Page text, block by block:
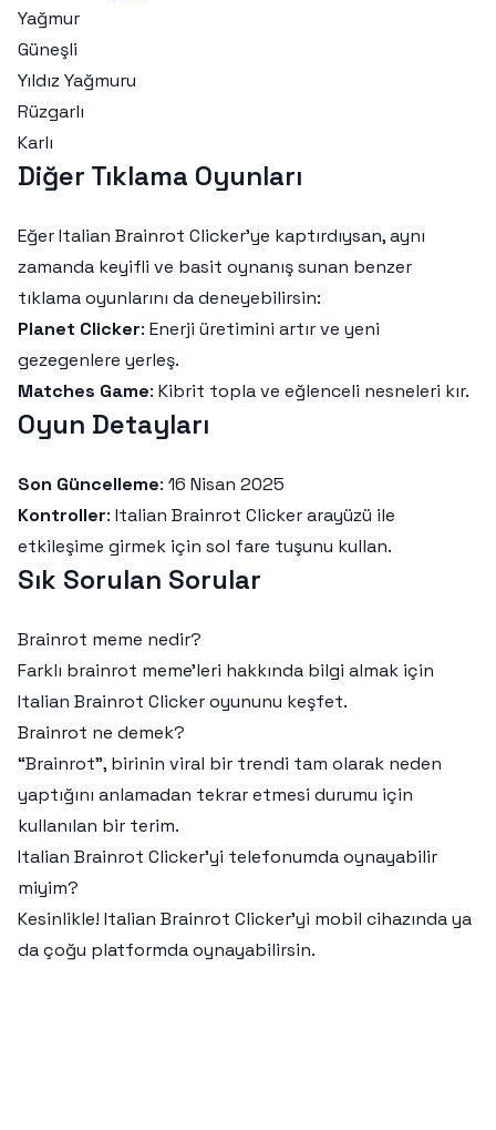
Yağmur
Güneşli
Yıldız Yağmuru
Rüzgarlı
Karlı
Diğer Tıklama Oyunları
Eğer Italian Brainrot Clicker’ye kaptırdıysan, aynı
zamanda keyifli ve basit oynanış sunan benzer
tıklama oyunlarını da deneyebilirsin:
Planet Clicker: Enerji üretimini artır ve yeni
gezegenlere yerleş.
Matches Game: Kibrit topla ve eğlenceli nesneleri kır.
Oyun Detayları
Son Güncelleme: 16 Nisan 2025
Kontroller: Italian Brainrot Clicker arayüzü ile
etkileşime girmek için sol fare tuşunu kullan.
Sık Sorulan Sorular
Brainrot meme nedir?
Farklı brainrot meme'leri hakkında bilgi almak için
Italian Brainrot Clicker oyununu keşfet.
Brainrot ne demek?
“Brainrot”, birinin viral bir trendi tam olarak neden
yaptığını anlamadan tekrar etmesi durumu için
kullanılan bir terim.
Italian Brainrot Clicker’yi telefonumda oynayabilir
miyim?
Kesinlikle! Italian Brainrot Clicker’yi mobil cihazında ya
da çoğu platformda oynayabilirsin.